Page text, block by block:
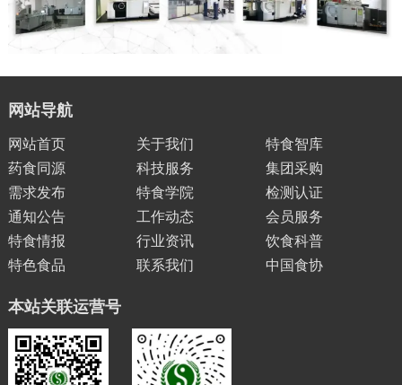
网站导航
网站首页 关于我们
特食智库
药食同源
科技服务
集团采购
需求发布
特食学院
检测认证
通知公告
工作动态
会员服务
特食情报
行业资讯
饮食科普
特色食品
联系我们 中国食协
本站关联运营号